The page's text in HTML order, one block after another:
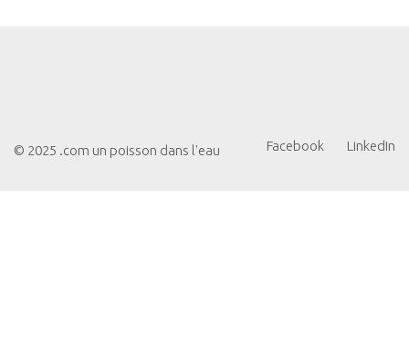
Facebook LinkedIn
© 2025 .com un poisson dans l'eau